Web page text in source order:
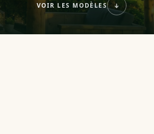
VOIR LES MODÈLES ↓